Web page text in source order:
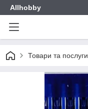
Allhobby
Товари та послуги